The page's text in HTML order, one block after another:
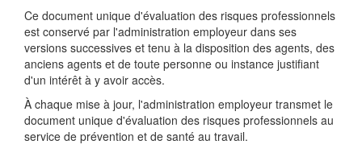
Ce document unique d'évaluation des risques professionnels
est conservé par l'administration employeur dans ses
versions successives et tenu à la disposition des agents, des
anciens agents et de toute personne ou instance justifiant
d'un intérêt à y avoir accès.
À chaque mise à jour, l'administration employeur transmet le
document unique d'évaluation des risques professionnels au
service de prévention et de santé au travail.